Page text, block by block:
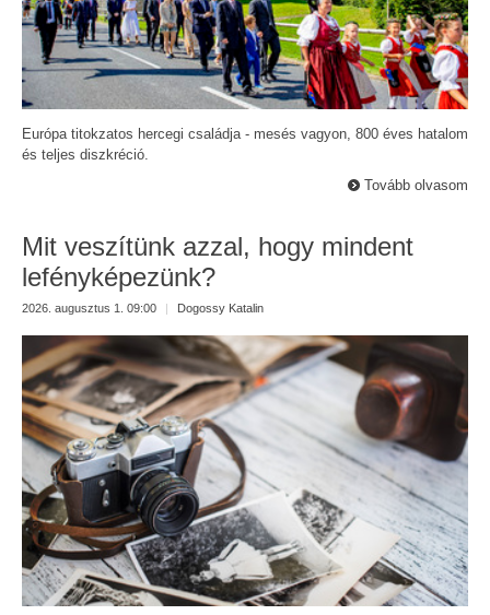
Európa titokzatos hercegi családja - mesés vagyon, 800 éves hatalom
és teljes diszkréció.
Tovább olvasom
Mit veszítünk azzal, hogy mindent
lefényképezünk?
2026. augusztus 1. 09:00 Dogossy Katalin